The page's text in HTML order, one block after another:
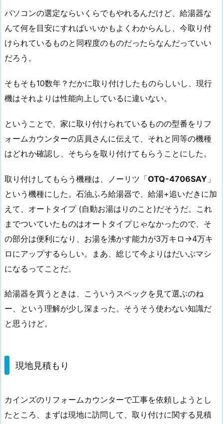
パソコンの選定ならいくらでもやれるんだけど、給湯器な
んて何を目安にすればいいかもよくわからんし、今取り付
けられているものと同程度のものだったらなんだっていい
だろう。
そもそも10数年？だかに取り付けしたものらしいし、現行
機はそれよりは性能向上しているに違いない。
ということで、家に取り付けられているものの型番をリフ
ォームカウンターの店員さんに伝えて、それと同等の機種
はどれか確認し、そちらを取り付けてもらうことにした。
取り付けしてもらう機種は、ノーリツ「OTQ-4706SAY 」
という機種にした。石油ふろ給湯器で、給湯+追いだきに加
えて、オートタイプ (自動お湯はりのこと)だそうだ。これ
までついていたものはオートタイプじゃなかったので、そ
の部分は便利になり、お湯を沸かす能力が3万キロ→4万キ
ロにアップするらしい。まあ、総じて今よりはだいぶマシ
になるってことだ。
給湯器を買うときは、こういうスペックを見て選ぶのね
ー、という理解が少し深まった。そうそう使わない知識だ
と思うけど。
現地見積もり
カインズのリフォームカウンターで工事を依頼しようとし
たところ、まずは現地に訪問して、取り付けに関する見積